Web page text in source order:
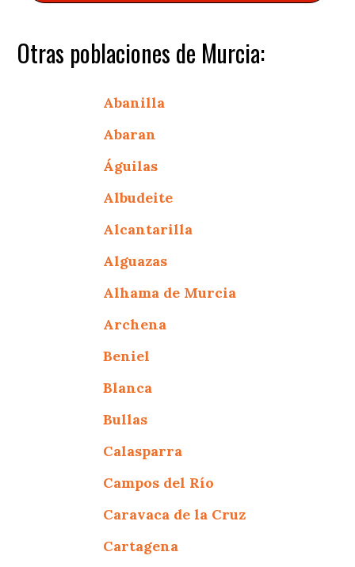
Otras poblaciones de Murcia:
Abanilla
Abaran
Águilas
Albudeite
Alcantarilla
Alguazas
Alhama de Murcia
Archena
Beniel
Blanca
Bullas
Calasparra
Campos del Río
Caravaca de la Cruz
Cartagena